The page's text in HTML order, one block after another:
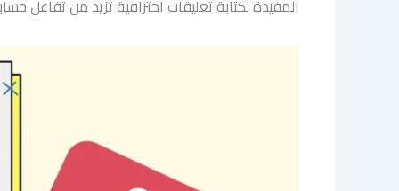
المفيدة لكتابة تعليقات احترافية تزيد من تفاعل